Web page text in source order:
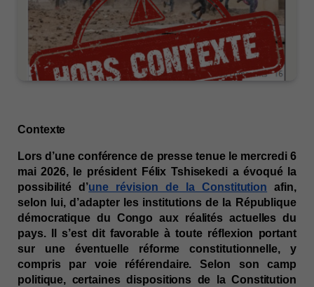
Contexte
Lors d’une conférence de presse tenue le mercredi 6
mai 2026, le président Félix Tshisekedi a évoqué la
possibilité d’une révision de la Constitution afin,
selon lui, d’adapter les institutions de la République
démocratique du Congo aux réalités actuelles du
pays. Il s’est dit favorable à toute réflexion portant
sur une éventuelle réforme constitutionnelle, y
compris par voie référendaire. Selon son camp
politique, certaines dispositions de la Constitution